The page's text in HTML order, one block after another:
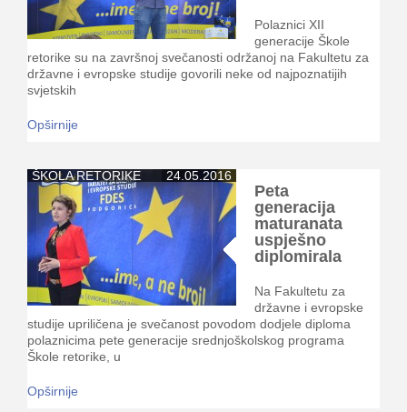
Polaznici XII
generacije Škole
retorike su na završnoj svečanosti održanoj na Fakultetu za
državne i evropske studije govorili neke od najpoznatijih
svjetskih
Opširnije
ŠKOLA RETORIKE 24.05.2016
Peta
generacija
maturanata
uspješno
diplomirala
Na Fakultetu za
državne i evropske
studije upriličena je svečanost povodom dodjele diploma
polaznicima pete generacije srednjoškolskog programa
Škole retorike, u
Opširnije